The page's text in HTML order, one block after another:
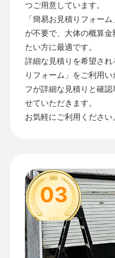
つご用意しています。
「簡易お見積りフォーム
が不要で、大体の概算
たい方に最適です。
詳細な見積りを希望さ
りフォーム 」をご利用
フが詳細な見積りと確
せていただきます。
お気軽にご利用ください。
03